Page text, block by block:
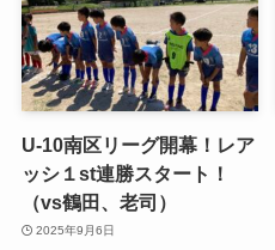
U-10南区リーグ開幕！レア
ッシ１st連勝スタート！
（vs鶴田、老司）
2025年9月6日